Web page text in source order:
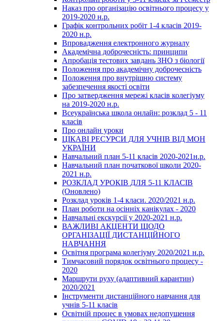
Наказ про організацію освітнього процесу у
2019-2020 н.р.
Графік контрольних робіт 1-4 класів 2019-
2020 н.р.
Впровадження електронного журналу
Академічна доброчесність: принципи
Апробація тестових завдань ЗНО з біології
Положення про академічну доброчесність
Положення про внутрішню систему
забезпечення якості освіти
Про затвердження мережі класів колегіуму
на 2019-2020 н.р.
Всеукраїнська школа онлайн: розклад 5 - 11
класів
Про онлайн уроки
ЦІКАВІ РЕСУРСИ ДЛЯ УЧНІВ ВІД МОН
УКРАЇНИ
Навчальний план 5-11 класів 2020-2021н.р.
Навчальний план початкової школи 2020-
2021 н.р.
РОЗКЛАД УРОКІВ ДЛЯ 5-11 КЛАСІВ
(Оновлено)
Розклад уроків 1-4 класи. 2020/2021 н.р.
План роботи на осінніх канікулах - 2020
Навчальні екскурсії у 2020-2021 н.р.
ВАЖЛИВІ АКЦЕНТИ ЩОДО
ОРГАНІЗАЦІЇ ДИСТАНЦІЙНОГО
НАВЧАННЯ
Освітня програма колегіуму 2020/2021 н.р.
Тимчасовий порядок освітнього процесу -
2020
Маршрути руху (адаптивний карантин)
2020/2021
Інструменти дистанційного навчання для
учнів 5-11 класів
Освітній процес в умовах недопущення